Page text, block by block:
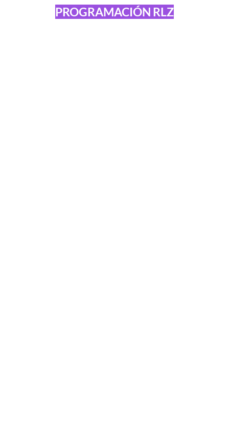
PROGRAMACIÓN RLZ